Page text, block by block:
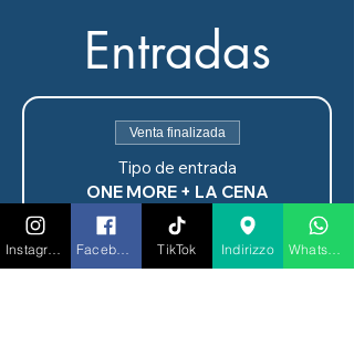
Entradas
Venta finalizada
Tipo de entrada
ONE MORE + LA CENA
SPETTACOLO
INCLUDE:
✅ INGRESSO
TikTok Indirizzo